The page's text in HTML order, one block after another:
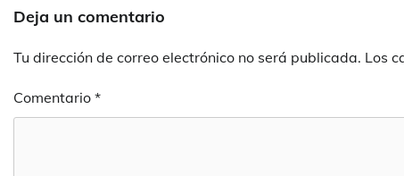
Deja un comentario
Tu dirección de correo electrónico no será publicada. Los
Comentario *